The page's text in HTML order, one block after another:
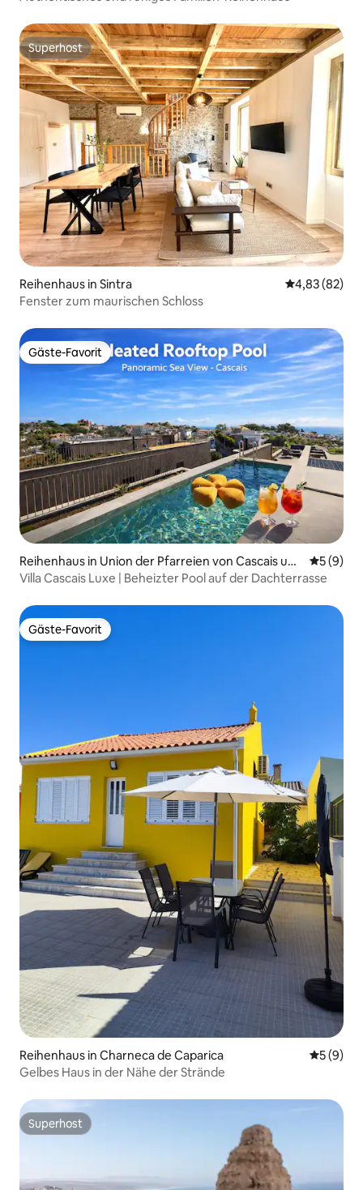
Superhost
Superhost
Reihenhaus in Sintra
4,83 (82)
Fenster zum maurischen Schloss
Gäste-Favorit
Gäste-Favorit
Reihenhaus in Union der Pfarreien von Cascais und
Estoril
5 (9)
Villa Cascais Luxe | Beheizter Pool auf der Dachterrasse
Gäste-Favorit
Gäste-Favorit
Reihenhaus in Charneca de Caparica
5 (9)
Gelbes Haus in der Nähe der Strände
Superhost
Superhost